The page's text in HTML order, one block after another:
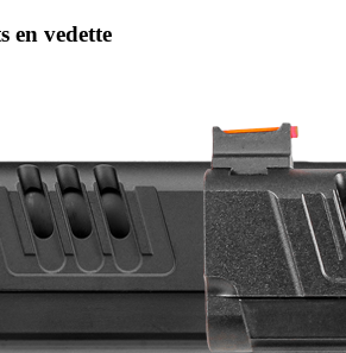
en vedette